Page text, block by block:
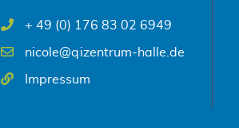
+ 49 (0) 176 83 02 6949
nicole@qizentrum-halle.de
Impressum